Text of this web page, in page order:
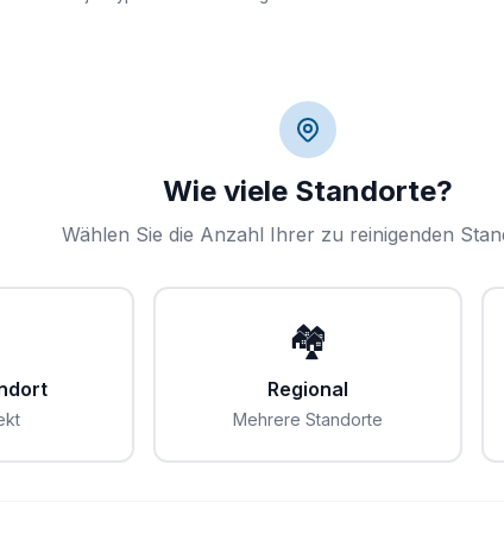
Wie viele Standorte?
Wählen Sie die Anzahl Ihrer zu reinigenden
🏘️
Regional
Mehrere Standorte